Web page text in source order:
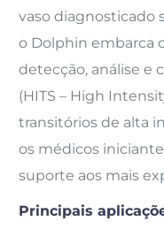
vaso diagnosticado
o Dolphin embarca
detecção, análise e
(HITS – High
transitórios de alta
os médicos
suporte aos mais
Principais